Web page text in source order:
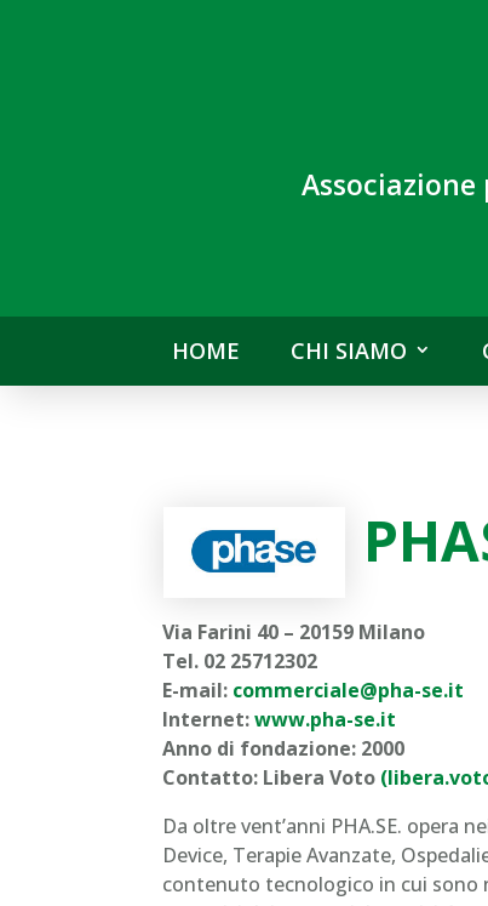
HOME CHI SIAMO
Via Farini 40 – 20159 Milano
Tel. 02 25712302
E-mail: commerciale@pha-se.it
Internet:www.pha-se.it
Anno di fondazione: 2000
Contatto: Libera Voto
Da oltre vent’anni PHA.SE. opera
Device, Terapie Avanzate,
contenuto tecnologico in cui sono